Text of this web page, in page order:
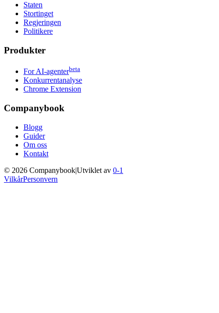
Staten
Stortinget
Regjeringen
Politikere
Produkter
For AI-agenterbeta
Konkurrentanalyse
Chrome Extension
Companybook
Blogg
Guider
Om oss
Kontakt
© 2026 Companybook|Utviklet av 0-1
VilkårPersonvern